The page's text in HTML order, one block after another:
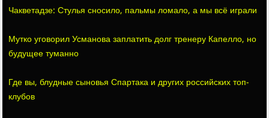
Чакветадзе: Стулья сносило, пальмы ломало, а мы всё играли
Мутко уговорил Усманова заплатить долг тренеру Капелло, но
будущее туманно
Где вы, блудные сыновья Спартака и других российских топ-
клубов